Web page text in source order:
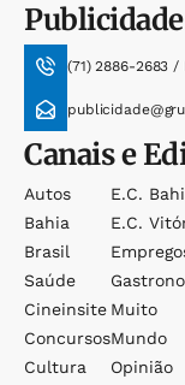
Publicidade
(71) 2886-2683 /
Canais e
Autos
Bahia
Brasil
Saúde
Cineinsite
Concursos
Cultura
E.c.
E.c.
Muito
Mundo
Opinião